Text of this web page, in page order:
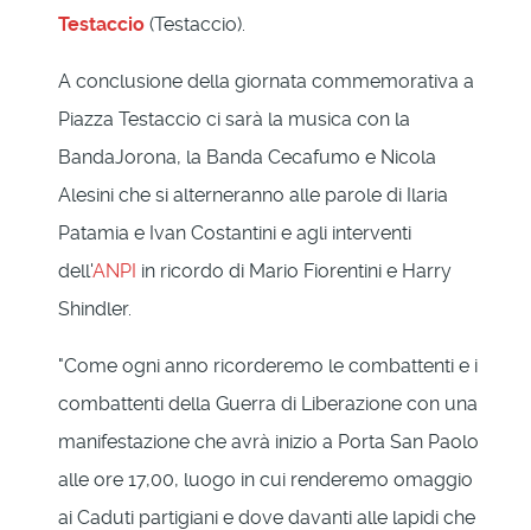
Testaccio (Testaccio).
A conclusione della giornata commemorativa a
Piazza Testaccio ci sarà la musica con la
BandaJorona, la Banda Cecafumo e Nicola
Alesini che si alterneranno alle parole di Ilaria
Patamia e Ivan Costantini e agli interventi
dell'ANPI in ricordo di Mario Fiorentini e Harry
Shindler.
"Come ogni anno ricorderemo le combattenti e i
combattenti della Guerra di Liberazione con una
manifestazione che avrà inizio a Porta San Paolo
alle ore 17,00, luogo in cui renderemo omaggio
ai Caduti partigiani e dove davanti alle lapidi che